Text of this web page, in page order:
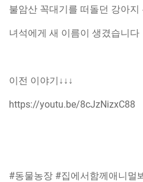
불암산 꼭대기를 떠돌던 강아
녀석에게 새 이름이 생겼습니다
이전 이야기↓↓↓
https://youtu.be/8cJzNizxC88
#동물농장 #집에서함께애니멀